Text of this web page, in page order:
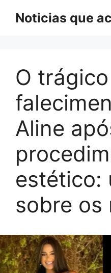
Noticias que
O trágico
Aline
estético:
sobre os